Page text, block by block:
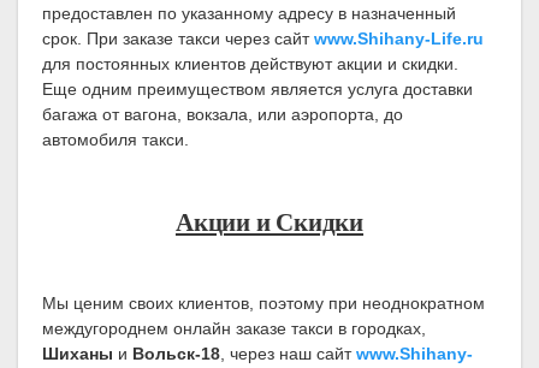
предоставлен по указанному адресу в назначенный
срок. При заказе такси через сайтwww.Shihany-Life.ru
для постоянных клиентов действуют акции и скидки.
Еще одним преимуществом является услуга доставки
багажа от вагона, вокзала, или аэропорта, до
автомобиля такси.
Акции и Скидки
Мы ценим своих клиентов, поэтому при неоднократном
междугороднем онлайн заказе такси в городках,
Шиханы и Вольск-18, через наш сайтwww.Shihany-